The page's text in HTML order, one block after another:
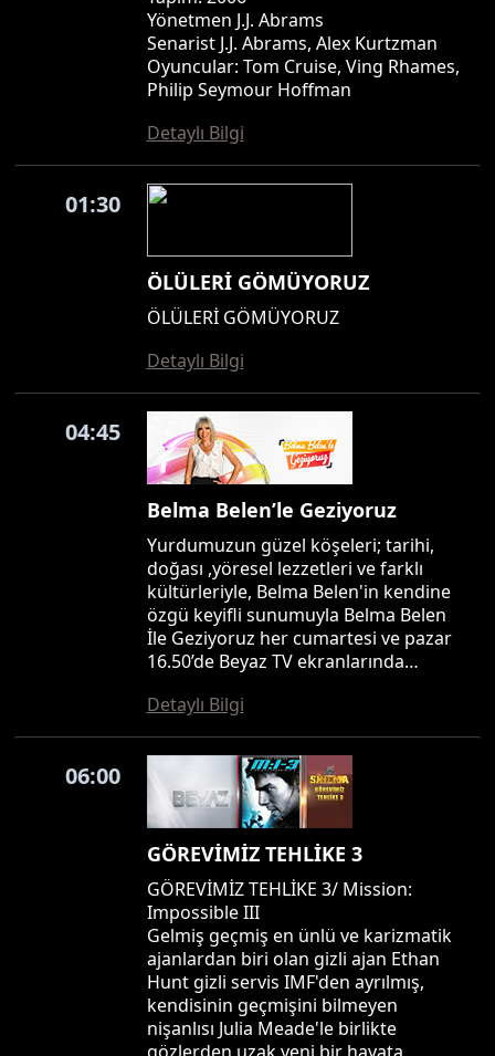
Yönetmen J.J. Abrams
Senarist J.J. Abrams, Alex Kurtzman
Oyuncular: Tom Cruise, Ving Rhames,
Philip Seymour Hoffman
Detaylı Bilgi
01:30
ÖLÜLERİ GÖMÜYORUZ
ÖLÜLERİ GÖMÜYORUZ
Detaylı Bilgi
04:45
Belma Belen’le Geziyoruz
Yurdumuzun güzel köşeleri; tarihi,
doğası ,yöresel lezzetleri ve farklı
kültürleriyle, Belma Belen'in kendine
özgü keyifli sunumuyla Belma Belen
İle Geziyoruz her cumartesi ve pazar
16.50’de Beyaz TV ekranlarında…
Detaylı Bilgi
06:00
GÖREVİMİZ TEHLİKE 3
GÖREVİMİZ TEHLİKE 3/ Mission:
Impossible III
Gelmiş geçmiş en ünlü ve karizmatik
ajanlardan biri olan gizli ajan Ethan
Hunt gizli servis IMF'den ayrılmış,
kendisinin geçmişini bilmeyen
nişanlısı Julia Meade'le birlikte